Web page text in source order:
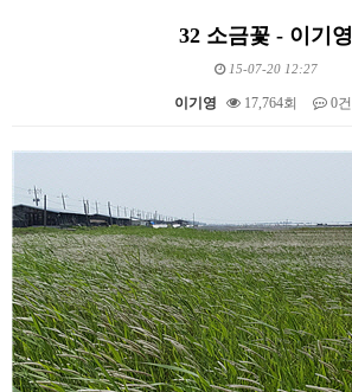
32 소금꽃 - 이기영
15-07-20 12:27
이기영 17,764회 0건